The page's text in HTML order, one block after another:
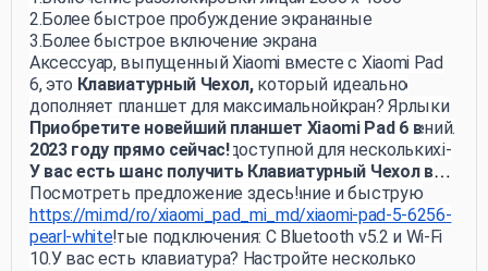
обеспечивает четкие и детализированные
изображения.
*Просторное хранилище: Со 256 ГБ внутренней
памяти и 8 ГБ оперативной памяти Xiaomi Pad 6
позволяет эффективно хранить данные и
одновременно использовать несколько приложений.
*Долгий срок службы аккумулятора: Аккумулятор Li-
Pol на 8840 мАч и быстрая зарядка на 33 Вт
обеспечивают долгое использование и быструю
перезарядку.
*Продвинутые подключения: С Bluetooth v5.2 и Wi-Fi
802.11 ax Xiaomi Pad 6 обеспечивает крепкое
2.Более быстрое пробуждение экрана
3.Более быстрое включение экрана
4.Захват скриншота без нажатия кнопок
5.Легкое использование разделенных экранов
6.Что так же круто, как разделенный экран? Ярлыки
для разделенного экрана!
7.Сделайте видеопанель доступной для нескольких
приложений:
8.Очистите динамики
9.Умный перо - не только рисование и письмо...
прокрутка!
10.У вас есть клавиатура? Настройте несколько
Аксессуар, выпущенный Xiaomi вместе с Xiaomi Pad
6, это Клавиатурный Чехол,который идеально
дополняет планшет для максимальной
эффективности.
Приобретите новейший планшет Xiaomi Pad 6 в
2023 году прямо сейчас!
У вас есть шанс получить Клавиатурный Чехол в
ПОДАРОК!
*предложение действительно до 30.09.2023
Посмотреть предложение здесь!
https://mi.md/ro/xiaomi_pad_mi_md/xiaomi-pad-5-6256-
pearl-white